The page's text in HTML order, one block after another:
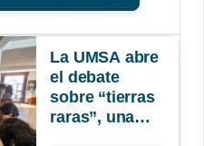
La UMSA abre
el debate
sobre “tierras
raras”, una